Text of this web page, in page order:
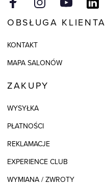
OBSŁUGA KLIENTA
KONTAKT
MAPA SALONÓW
ZAKUPY
WYSYŁKA
PŁATNOŚCI
REKLAMACJE
EXPERIENCE CLUB
WYMIANA / ZWROTY